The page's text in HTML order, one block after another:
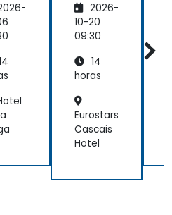
e
Escritor
es
2026-
10-20
09:30
14
horas
Eurostars
Cascais
Hotel